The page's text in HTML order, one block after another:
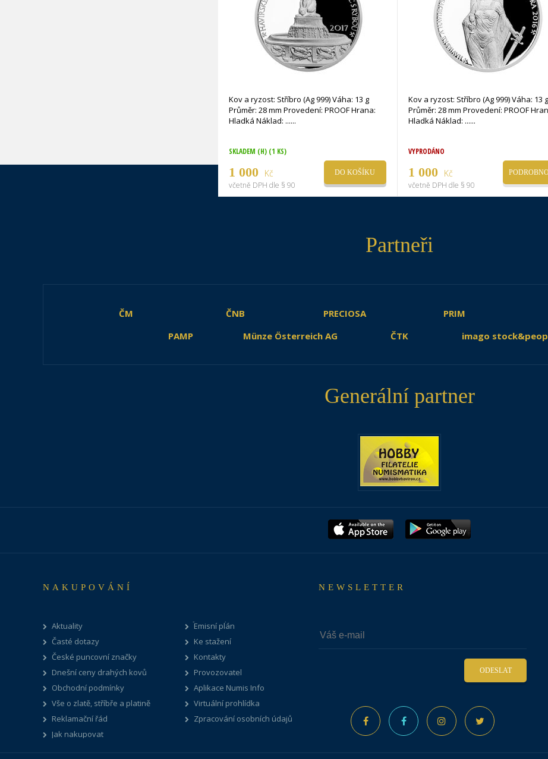
Kov a ryzost: Stříbro (Ag 999) Váha: 13 g
Průměr: 28 mm Provedení: PROOF Hrana:
Hladká Náklad: ...
SKLADEM (H) (1 KS)
1 000 Kč
včetně DPH dle § 90
DO KOŠÍKU
Kov a ryzost: Stříbro (Ag 999) Váha: 13 g
Průměr: 28 mm Provedení: PROOF
Hladká Náklad: ...
VYPRODÁNO
1 000 Kč
včetně DPH dle § 90
Partneři
ČM ČNB PRECIOSA PRIM
PAMP
Münze Österreich AG ČTK imago
Generální partner
NAKUPOVÁNÍ
Aktuality
Časté dotazy
České puncovní značky
Dnešní ceny drahých kovů
Obchodní podmínky
Vše o zlatě, stříbře a platině
Reklamační řád
Jak nakupovat
Emisní plán
Ke stažení
Kontakty
Provozovatel
Aplikace Numis Info
Virtuální prohlídka
Zpracování osobních údajů
NEWSLETTER
ODESLAT